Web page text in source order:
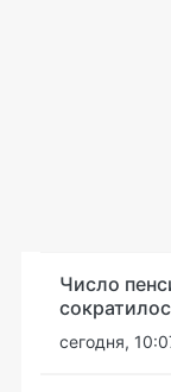
Число
сегодня,